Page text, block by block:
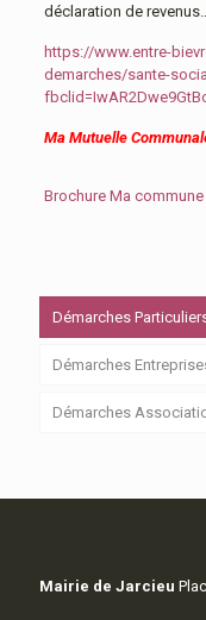
déclaration de revenus…
https://www.entre-
demarches/sante-
Ma Mutuelle
Brochure Ma
Démarches
Démarches
Démarches
Mairie de Jarcieu